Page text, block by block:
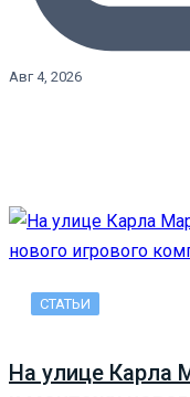
Авг 4, 2026
СТАТЬИ
На улице Карла